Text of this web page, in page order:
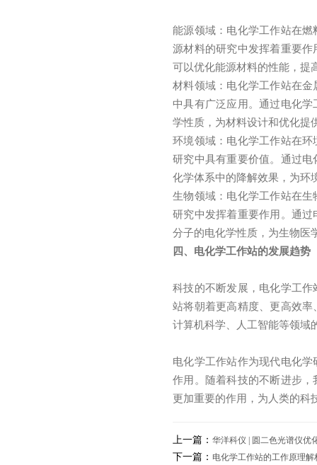
能源领域：电化学工作站在
源材料的研究中发挥着重要
可以优化能源材料的性能，提
材料领域：电化学工作站在
中具有广泛应用。通过电化
学性质，为材料设计和优化提
环境领域：电化学工作站在
研究中具有重要价值。通过
化学体系中的降解效果，为环
生物领域：电化学工作站在
研究中发挥着重要作用。通
分子的电化学性质，为生物医
四、电化学工作站的发展趋势
科技的不断发展，电化学工
站将朝着更高精度、更高效
计算机科学、人工智能等领域
电化学工作站作为现代电化
作用。随着科技的不断进步
更加重要的作用，为人类的科
上一篇： 华洋科仪 | 圆二色光谱仪优
下一篇： 电化学工作站的工作原理解